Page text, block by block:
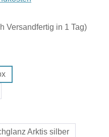
Versandfertig in 1 Tag)
Arktis silber